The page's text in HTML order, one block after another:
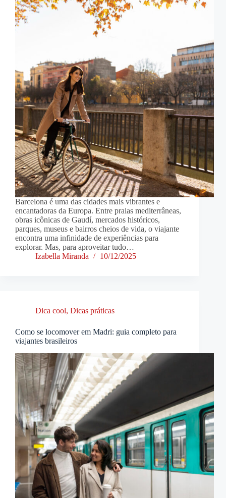
Barcelona é uma das cidades mais vibrantes e
encantadoras da Europa. Entre praias mediterrâneas,
obras icônicas de Gaudí, mercados históricos,
parques, museus e bairros cheios de vida, o viajante
encontra uma infinidade de experiências para
explorar. Mas, para aproveitar tudo…
Izabella Miranda
10/12/2025
Dica cool, Dicas práticas
Como se locomover em Madri: guia completo para
viajantes brasileiros